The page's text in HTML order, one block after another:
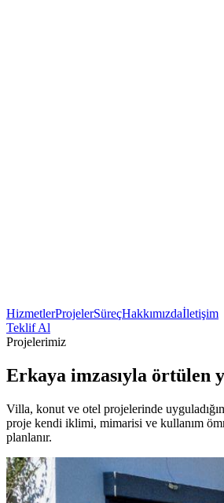
HizmetlerProjelerSüreçHakkımızdaİletişim
Teklif Al
Projelerimiz
Erkaya imzasıyla örtülen
Villa, konut ve otel projelerinde
proje kendi iklimi, mimarisi ve kullanım
planlanır.